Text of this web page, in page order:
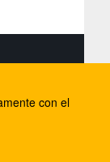
con el